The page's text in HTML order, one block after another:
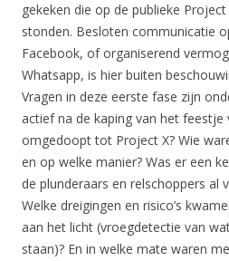
gekeken die op de publieke
stonden. Besloten communicatie
Facebook, of organiserend
Whatsapp, is hier buiten
Vragen in deze eerste fase zijn
actief na de kaping van het
omgedoopt tot Project X? Wie
en op welke manier? Was er een
de plunderaars en relschoppers al
Welke dreigingen en risico’s
aan het licht (vroegdetectie van
staan)? En in welke mate waren